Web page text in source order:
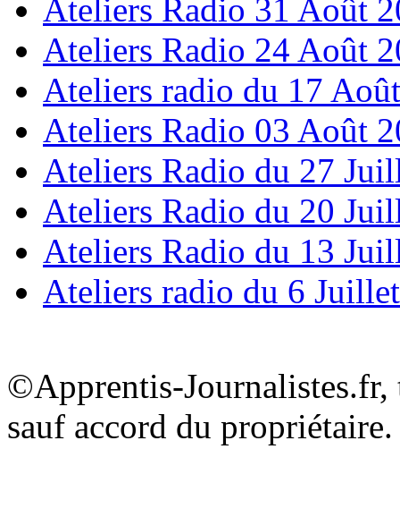
Ateliers Radio 31 Août
Ateliers Radio 24 Août
Ateliers radio du 17
Ateliers Radio 03 Août
Ateliers Radio du 27
Ateliers Radio du 20
Ateliers Radio du 13
Ateliers radio du 6
©Apprentis-
sauf accord du propriétaire.